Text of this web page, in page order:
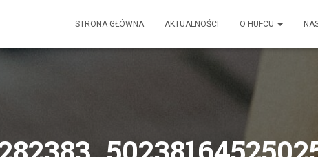
STRONA GŁÓWNA AKTUALNOŚCI O HUFCU